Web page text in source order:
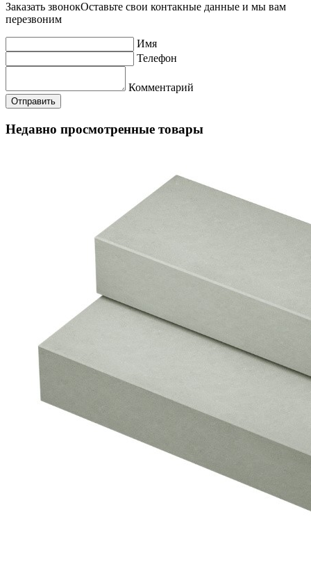
Заказать звонокОставьте свои контакные данные и мы вам
перезвоним
Имя
Телефон
Комментарий
Недавно просмотренные товары